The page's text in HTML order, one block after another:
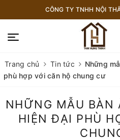
CÔNG TY TNHH NỘI
Trang chủ Tin tức
Những
phù hợp với căn hộ chung cư
NHỮNG MẪU BÀN
HIỆN ĐẠI PHÙ